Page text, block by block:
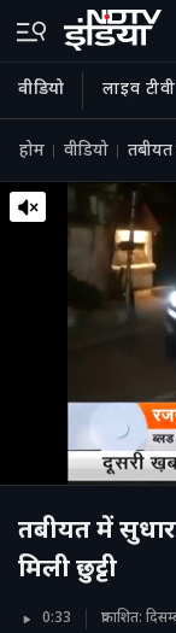
वीडियो लाइव टीवी
होम वीडियो
तबीयत में
मिली छुट्टी
0:33 प्रकाशित: